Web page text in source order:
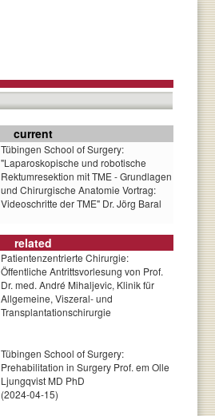
current
Tübingen School of Surgery:
"Laparoskopische und robotische
Rektumresektion mit TME - Grundlagen
und Chirurgische Anatomie Vortrag:
Videoschritte der TME" Dr. Jörg Baral
related
Patientenzentrierte Chirurgie:
Öffentliche Antrittsvorlesung von Prof.
Dr. med. André Mihaljevic, Klinik für
Allgemeine, Viszeral- und
Transplantationschirurgie
Tübingen School of Surgery:
Prehabilitation in Surgery Prof. em Olle
Ljungqvist MD PhD
(2024-04-15)